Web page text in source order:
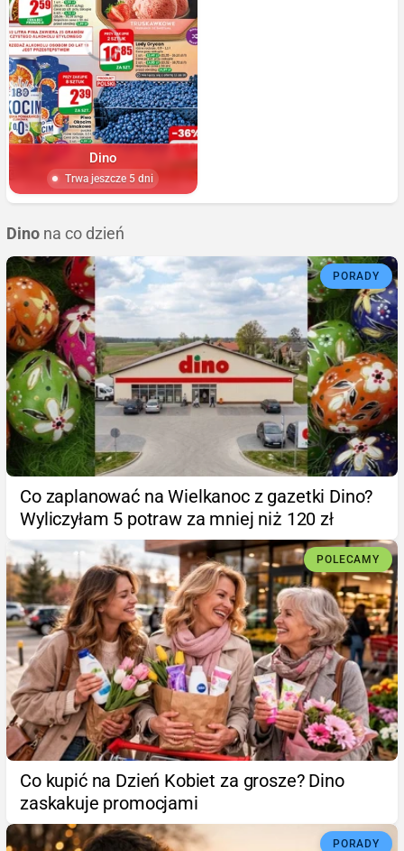
Dino
Trwa jeszcze 5 dni
Dino na co dzień
PORADY
Co zaplanować na Wielkanoc z gazetki Dino?
Wyliczyłam 5 potraw za mniej niż 120 zł
POLECAMY
Co kupić na Dzień Kobiet za grosze? Dino
zaskakuje promocjami
PORADY